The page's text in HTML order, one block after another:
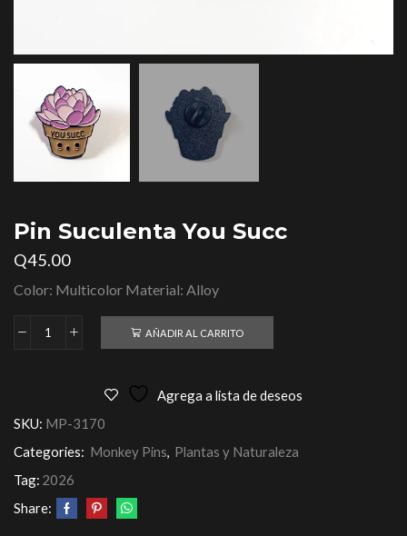
Pin Suculenta You Succ
Q45.00
Color: Multicolor Material: Alloy
AÑADIR AL CARRITO
Agrega a lista de deseos
SKU: MP-3170
Categories: Monkey Pins, Plantas y Naturaleza
Tag: 2026
Share: